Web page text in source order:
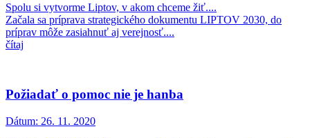
Spolu si vytvorme Liptov, v akom chceme žiť....
Začala sa príprava strategického dokumentu LIPTOV 2030, do
príprav môže zasiahnuť aj verejnosť....
čítaj
Požiadať o pomoc nie je hanba
Dátum: 26. 11. 2020